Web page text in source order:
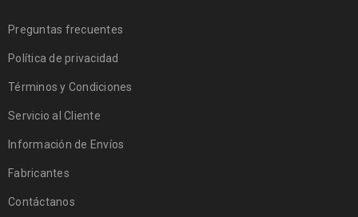
Preguntas frecuentes
Política de privacidad
Términos y Condiciones
Servicio al Cliente
Información de Envíos
Fabricantes
Contáctanos